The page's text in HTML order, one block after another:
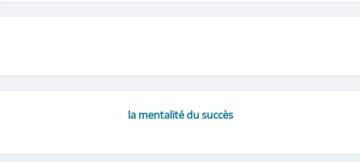
la mentalité du succès